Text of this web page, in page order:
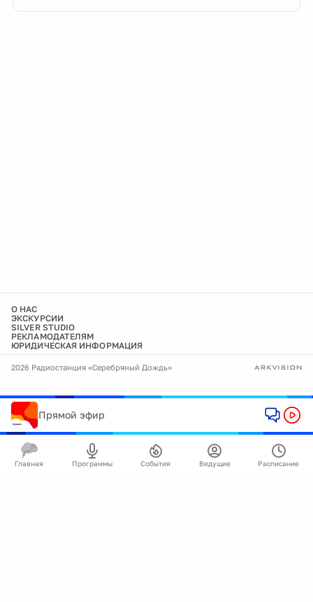
О НАС
ЭКСКУРСИИ
SILVER STUDIO
РЕКЛАМОДАТЕЛЯМ
ЮРИДИЧЕСКАЯ ИНФОРМАЦИЯ
2026 Радиостанция «Серебряный Дождь»
Прямой эфир
Главная Программы События Ведущие Расписание